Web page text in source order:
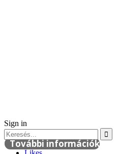
További információk
Sign in